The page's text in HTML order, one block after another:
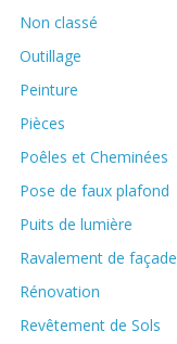
Non classé
Outillage
Peinture
Pièces
Poêles et Cheminées
Pose de faux plafond
Puits de lumière
Ravalement de façade
Rénovation
Revêtement de Sols